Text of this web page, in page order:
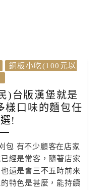
銅板小吃(100元以
)台版漢堡就是
樣口味的麵包任
!
包 有不少顧客在店家
經是常客，隨著店家
還是會三不五時前來
特色是甚麼，能持續